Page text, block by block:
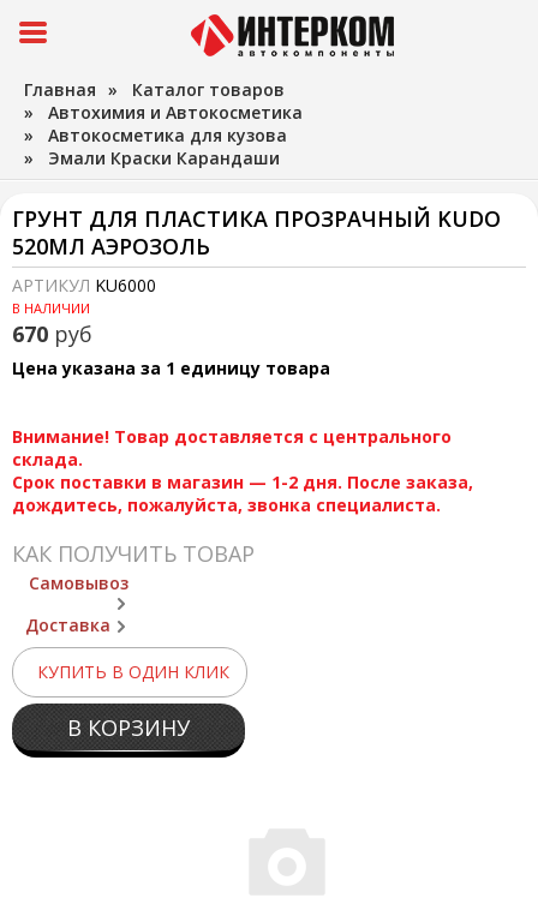
Главная » Каталог товаров
» Автохимия и Автокосметика
» Автокосметика для кузова
» Эмали Краски Карандаши
ГРУНТ ДЛЯ ПЛАСТИКА ПРОЗРАЧНЫЙ KUDO
520МЛ АЭРОЗОЛЬ
АРТИКУЛ KU6000
В НАЛИЧИИ
670 руб
Цена указана за 1 единицу товара
Внимание! Товар доставляется с центрального
склада.
Срок поставки в магазин — 1-2 дня. После заказа,
дождитесь, пожалуйста, звонка специалиста.
КАК ПОЛУЧИТЬ ТОВАР
Самовывоз
Доставка
КУПИТЬ В ОДИН КЛИК
В КОРЗИНУ